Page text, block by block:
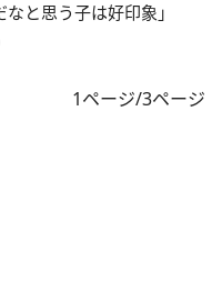
と思う子は好印象」
1ページ/3ページ